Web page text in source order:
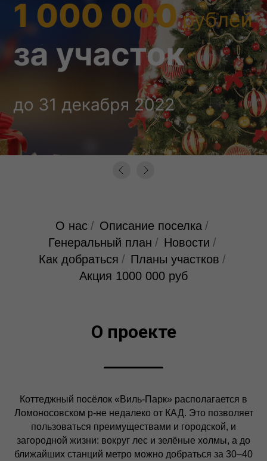
О нас / Описание поселка /
Генеральный план / Новости /
Как добраться / Планы участков /
Акция 1000 000 руб
О проекте
Коттеджный посёлок «Виль-Парк» располагается в
Ломоносовском р-не недалеко от КАД. Это позволяет
пользоваться преимуществами и городской, и
загородной жизни: вокруг лес и зелёные холмы, а до
ближайших станций метро можно добраться за 30–40